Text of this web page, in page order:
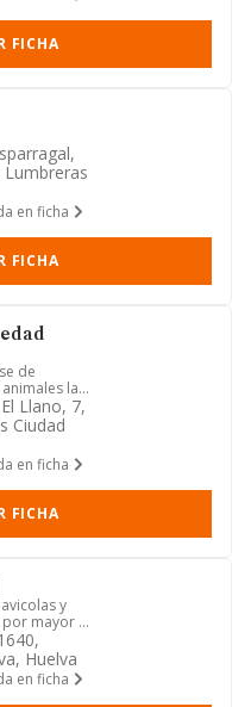
FICHA
en ficha
FICHA
de
la
d...
Llano, 7,
Ciudad
en ficha
FICHA
y
mayor y
Huelva
en ficha